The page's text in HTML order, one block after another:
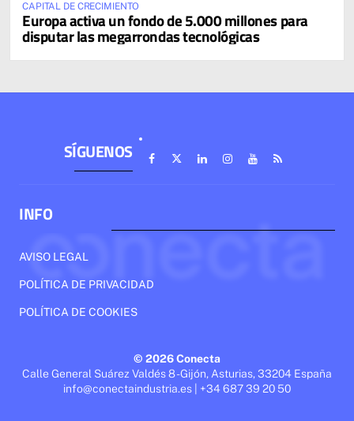
CAPITAL DE CRECIMIENTO
Europa activa un fondo de 5.000 millones para
disputar las megarrondas tecnológicas
SÍGUENOS
INFO
AVISO LEGAL
POLÍTICA DE PRIVACIDAD
POLÍTICA DE COOKIES
© 2026 Conecta
Calle General Suárez Valdés 8 - Gijón, Asturias, 33204 España
info@conectaindustria.es | +34 687 39 20 50